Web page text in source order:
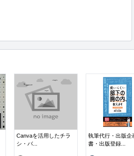
Canvaを活用したチラ
シ・バ...
執筆代行・出版企
書・出版登録...